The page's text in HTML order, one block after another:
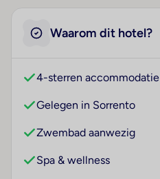
Waarom dit hotel?
4-sterren accommodatie
Gelegen in Sorrento
Zwembad aanwezig
Spa & wellness